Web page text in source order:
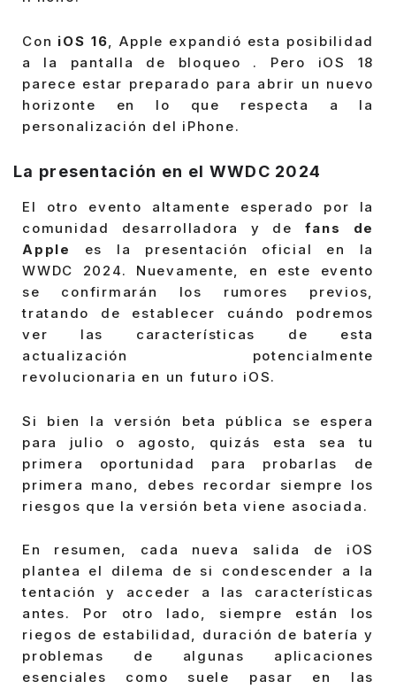
Con iOS 16 , Apple expandió esta posibilidad
a la pantalla de bloqueo . Pero iOS 18
parece estar preparado para abrir un nuevo
horizonte en lo que respecta a la
personalización del iPhone.
La presentación en el WWDC 2024
El otro evento altamente esperado por la
comunidad desarrolladora y de
fans de
Apple
es la presentación oficial en la
WWDC 2024. Nuevamente, en este evento
se confirmarán los rumores previos,
tratando de establecer cuándo podremos
ver las características de esta
actualización potencialmente
revolucionaria en un futuro iOS.
Si bien la versión beta pública se espera
para julio o agosto, quizás esta sea tu
primera oportunidad para probarlas de
primera mano, debes recordar siempre los
riesgos que la versión beta viene asociada.
En resumen, cada nueva salida de iOS
plantea el dilema de si condescender a la
tentación y acceder a las características
antes. Por otro lado, siempre están los
riegos de estabilidad, duración de batería y
problemas de algunas aplicaciones
esenciales como suele pasar en las